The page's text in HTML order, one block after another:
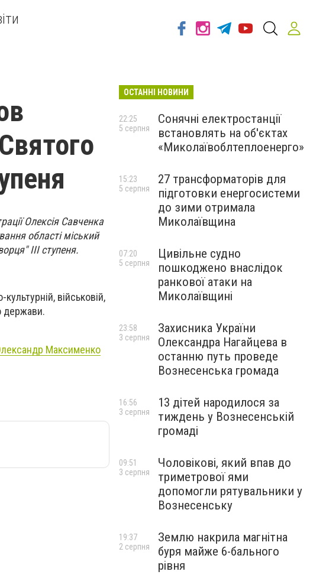
Олексія Савченка
області міський
ІІІ ступеня.
військовій,
держави.
Максименко
ОСТАННІ НОВИНИ
Сонячні електростанції
встановлять на об'єктах
«Миколаївоблтеплоенерго»
22:25
5 серпня
27 трансформаторів для
підготовки енергосистеми
до зими отримала
Миколаївщина
15:23
5 серпня
Цивільне судно
пошкоджено внаслідок
ранкової атаки на
Миколаївщині
07:20
5 серпня
Захисника України
Олександра Нагайцева в
останню путь проведе
Вознесенська громада
23:58
3 серпня
13 дітей народилося за
тиждень у Вознесенській
громаді
16:56
3 серпня
Чоловікові, який впав до
триметрової ями
допомогли рятувальники у
Вознесенську
09:51
3 серпня
Землю накрила магнітна
буря майже 6-бального
рівня
19:37
2 серпня